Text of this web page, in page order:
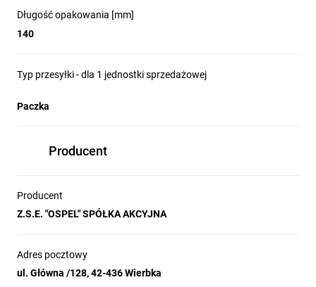
Długość opakowania [mm]
140
Typ przesyłki - dla 1 jednostki sprzedażowej
Paczka
Producent
Producent
Z.S.E. "OSPEL" SPÓŁKA AKCYJNA
Adres pocztowy
ul. Główna /128, 42-436 Wierbka